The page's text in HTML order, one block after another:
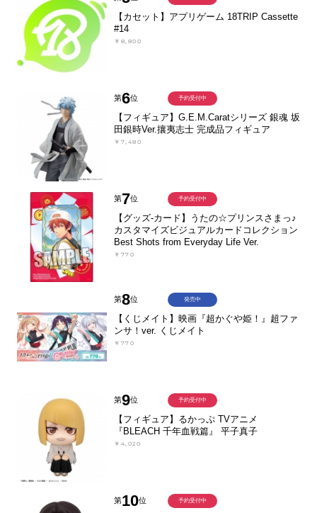
【カセット】アプリゲーム 18TRIP Cassette
#14
￥8,800
第6位
【フィギュア】G.E.M.Caratシリーズ 銀魂 坂
田銀時Ver.攘夷志士 完成品フィギュア
￥7,480
予約受付中
第7位
【グッズ-カード】うたの☆プリンスさまっ♪
カスタマイズビジュアルカードコレクション
Best Shots from Everyday Life Ver.
￥770
予約受付中
第8位
【くじメイト】映画『超かぐや姫！』超ファ
ンサ！ver. くじメイト
￥770
発売中
第9位
【フィギュア】るかっぷ TVアニメ
『BLEACH 千年血戦篇』 平子真子
￥4,020
予約受付中
第10位 予約受付中